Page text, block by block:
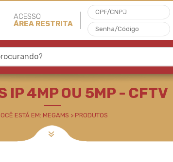
ACESSO
ÁREA RESTRITA
IP 4MP OU 5MP - CFTV
ESTÁ EM: MEGAMS > PRODUTOS